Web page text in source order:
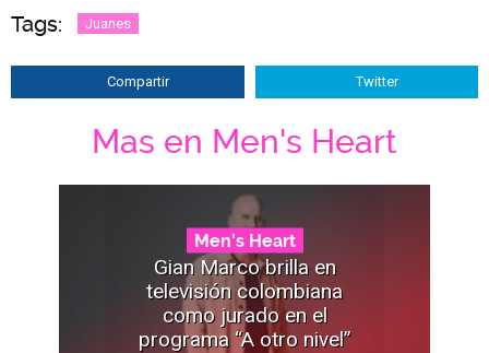
Tags: Juanes
Compartir Twitter
Mas en Men's Heart
Men's Heart
Gian Marco brilla en
televisión colombiana
como jurado en el
programa “A otro nivel”